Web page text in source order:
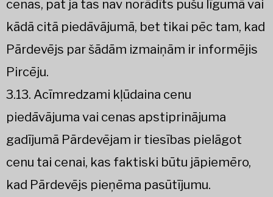
cenas, pat ja tas nav norādīts pušu līgumā vai
kādā citā piedāvājumā, bet tikai pēc tam, kad
Pārdevējs par šādām izmaiņām ir informējis
Pircēju.
3.13. Acīmredzami kļūdaina cenu
piedāvājuma vai cenas apstiprinājuma
gadījumā Pārdevējam ir tiesības pielāgot
cenu tai cenai, kas faktiski būtu jāpiemēro,
kad Pārdevējs pieņēma pasūtījumu.